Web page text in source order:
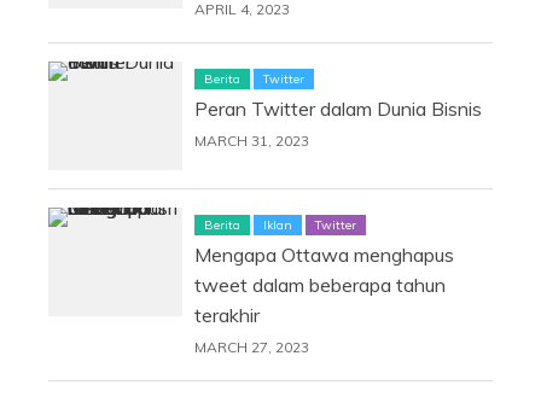
APRIL 4, 2023
Berita Twitter
Peran Twitter dalam Dunia Bisnis
MARCH 31, 2023
Berita Iklan Twitter
Mengapa Ottawa menghapus
tweet dalam beberapa tahun
terakhir
MARCH 27, 2023